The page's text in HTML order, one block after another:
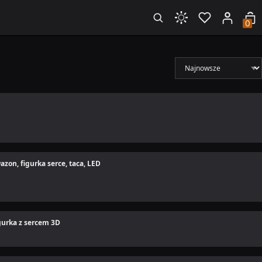
0
Sortuj
figurka serce, taca, LED
z sercem 3D